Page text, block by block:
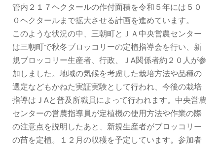
管内２１７ヘクタールの作付面積を令和５年には５０
０ヘクタールまで拡大させる計画を進めています。
このような状況の中、三朝町とＪＡ中央営農センター
は三朝町で秋冬ブロッコリーの定植指導会を行い、新
規ブロッコリー生産者、行政、ＪA関係者約２０人が参
加しました。地域の気候を考慮した栽培方法や品種の
選定などもかねた実証実験として行われ、今後の栽培
指導はＪAと普及所職員によって行われます。中央営農
センターの営農指導員が定植機の使用方法や作業の際
の注意点を説明したあと、新規生産者がブロッコリー
の苗を定植。１２月の収穫を予定しています。参加者